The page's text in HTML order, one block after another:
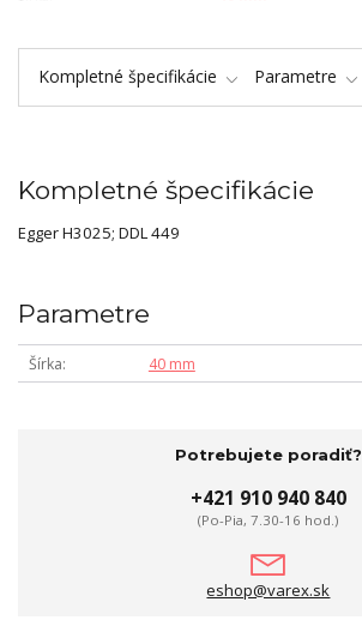
Kompletné špecifikácie Parametre
Kompletné špecifikácie
Egger H3025; DDL 449
Parametre
Šírka 40 mm
Potrebujete poradiť?
+421 910 940 840
(Po-Pia, 7.30-16 hod.)
eshop@varex.sk